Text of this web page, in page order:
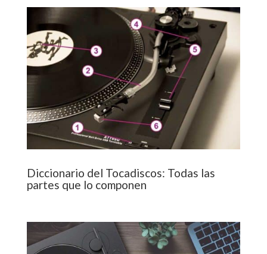
Diccionario del Tocadiscos: Todas las
partes que lo componen